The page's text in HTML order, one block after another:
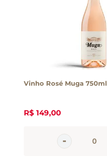
Vinho Rosé Muga 750ml
R$ 149,00